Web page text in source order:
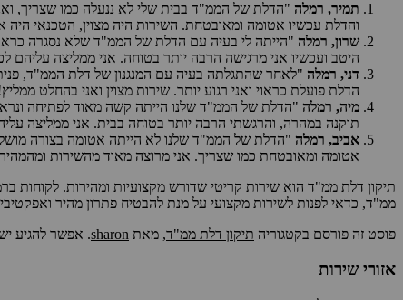
תמיר, רמלה "הדלת של הממ"ד בבית שלי לא ננעלה כמו שצריך,
והדלת עכשיו אטומה ומאובטחת. השירות היה מצוין, הטכנאי היה
שרון, רמלה "הייתה לי בעיה עם הדלת של הממ"ד שלא נסגרה
היטב ועכשיו אני מרגישה הרבה יותר בטוחה. אני ממליצה עליהם
דני, רמלה "לאחר שהתגלתה בעיה עם המנגנון של דלת הממ"ד,
הדלת פועלת כראוי ואני רגוע יותר. שירות מצוין ואני בהחלט
מיה, רמלה "הדלת של הממ"ד שלנו הייתה קשה מאוד לפתיחה
תוקנה במהרה, והרגשתי הרבה יותר בטוחה בבית. אני ממליצה
אביב, רמלה "הדלת של הממ"ד שלנו לא הייתה אטומה בצורה
אטומה ומאובטחת כמו שצריך. אני מרוצה מאוד מהשירות
תיקון דלת ממ"ד הוא שירות קריטי שדורש מקצועיות ומהירות.
ממ"ד, כדאי לפנות לשירות מקצועי על מנת להבטיח פתרון מהיר
פוסט זה פורסם בקטגוריה תיקון דלת ממ"ד, מאת sharon. אפשר להגיע
אזורי שירות